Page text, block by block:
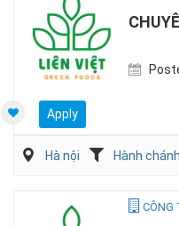
Apply
Hà nội Hành
CÔNG